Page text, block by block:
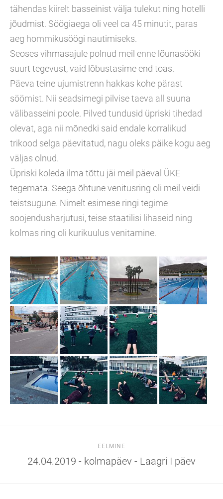
tähendas kiirelt basseinist välja tulekut ning hotelli
jõudmist. Söögiaega oli veel ca 45 minutit, paras
aeg hommikusöögi nautimiseks.
Seoses vihmasajule polnud meil enne lõunasööki
suurt tegevust, vaid lõbustasime end toas.
Päeva teine ujumistrenn hakkas kohe pärast
söömist. Nii seadsimegi pilvise taeva all suuna
välibasseini poole. Pilved tundusid üpriski tihedad
olevat, aga nii mõnedki said endale korralikud
trikood selga päevitatud, nagu oleks päike kogu aeg
väljas olnud.
Üpriski koleda ilma tõttu jäi meil päeval ÜKE
tegemata. Seega õhtune venitusring oli meil veidi
teistsugune. Nimelt esimese ringi tegime
soojendusharjutusi, teise staatilisi lihaseid ning
kolmas ring oli kurikuulus venitamine.
EELMINE
24.04.2019 - kolmapäev - Laagri I päev